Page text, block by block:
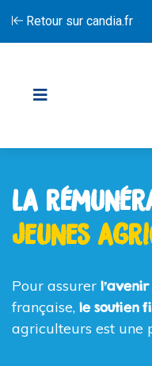
Retour sur candia.fr
la
jeunes
Pour assurer
française, le soutien
agriculteurs est une